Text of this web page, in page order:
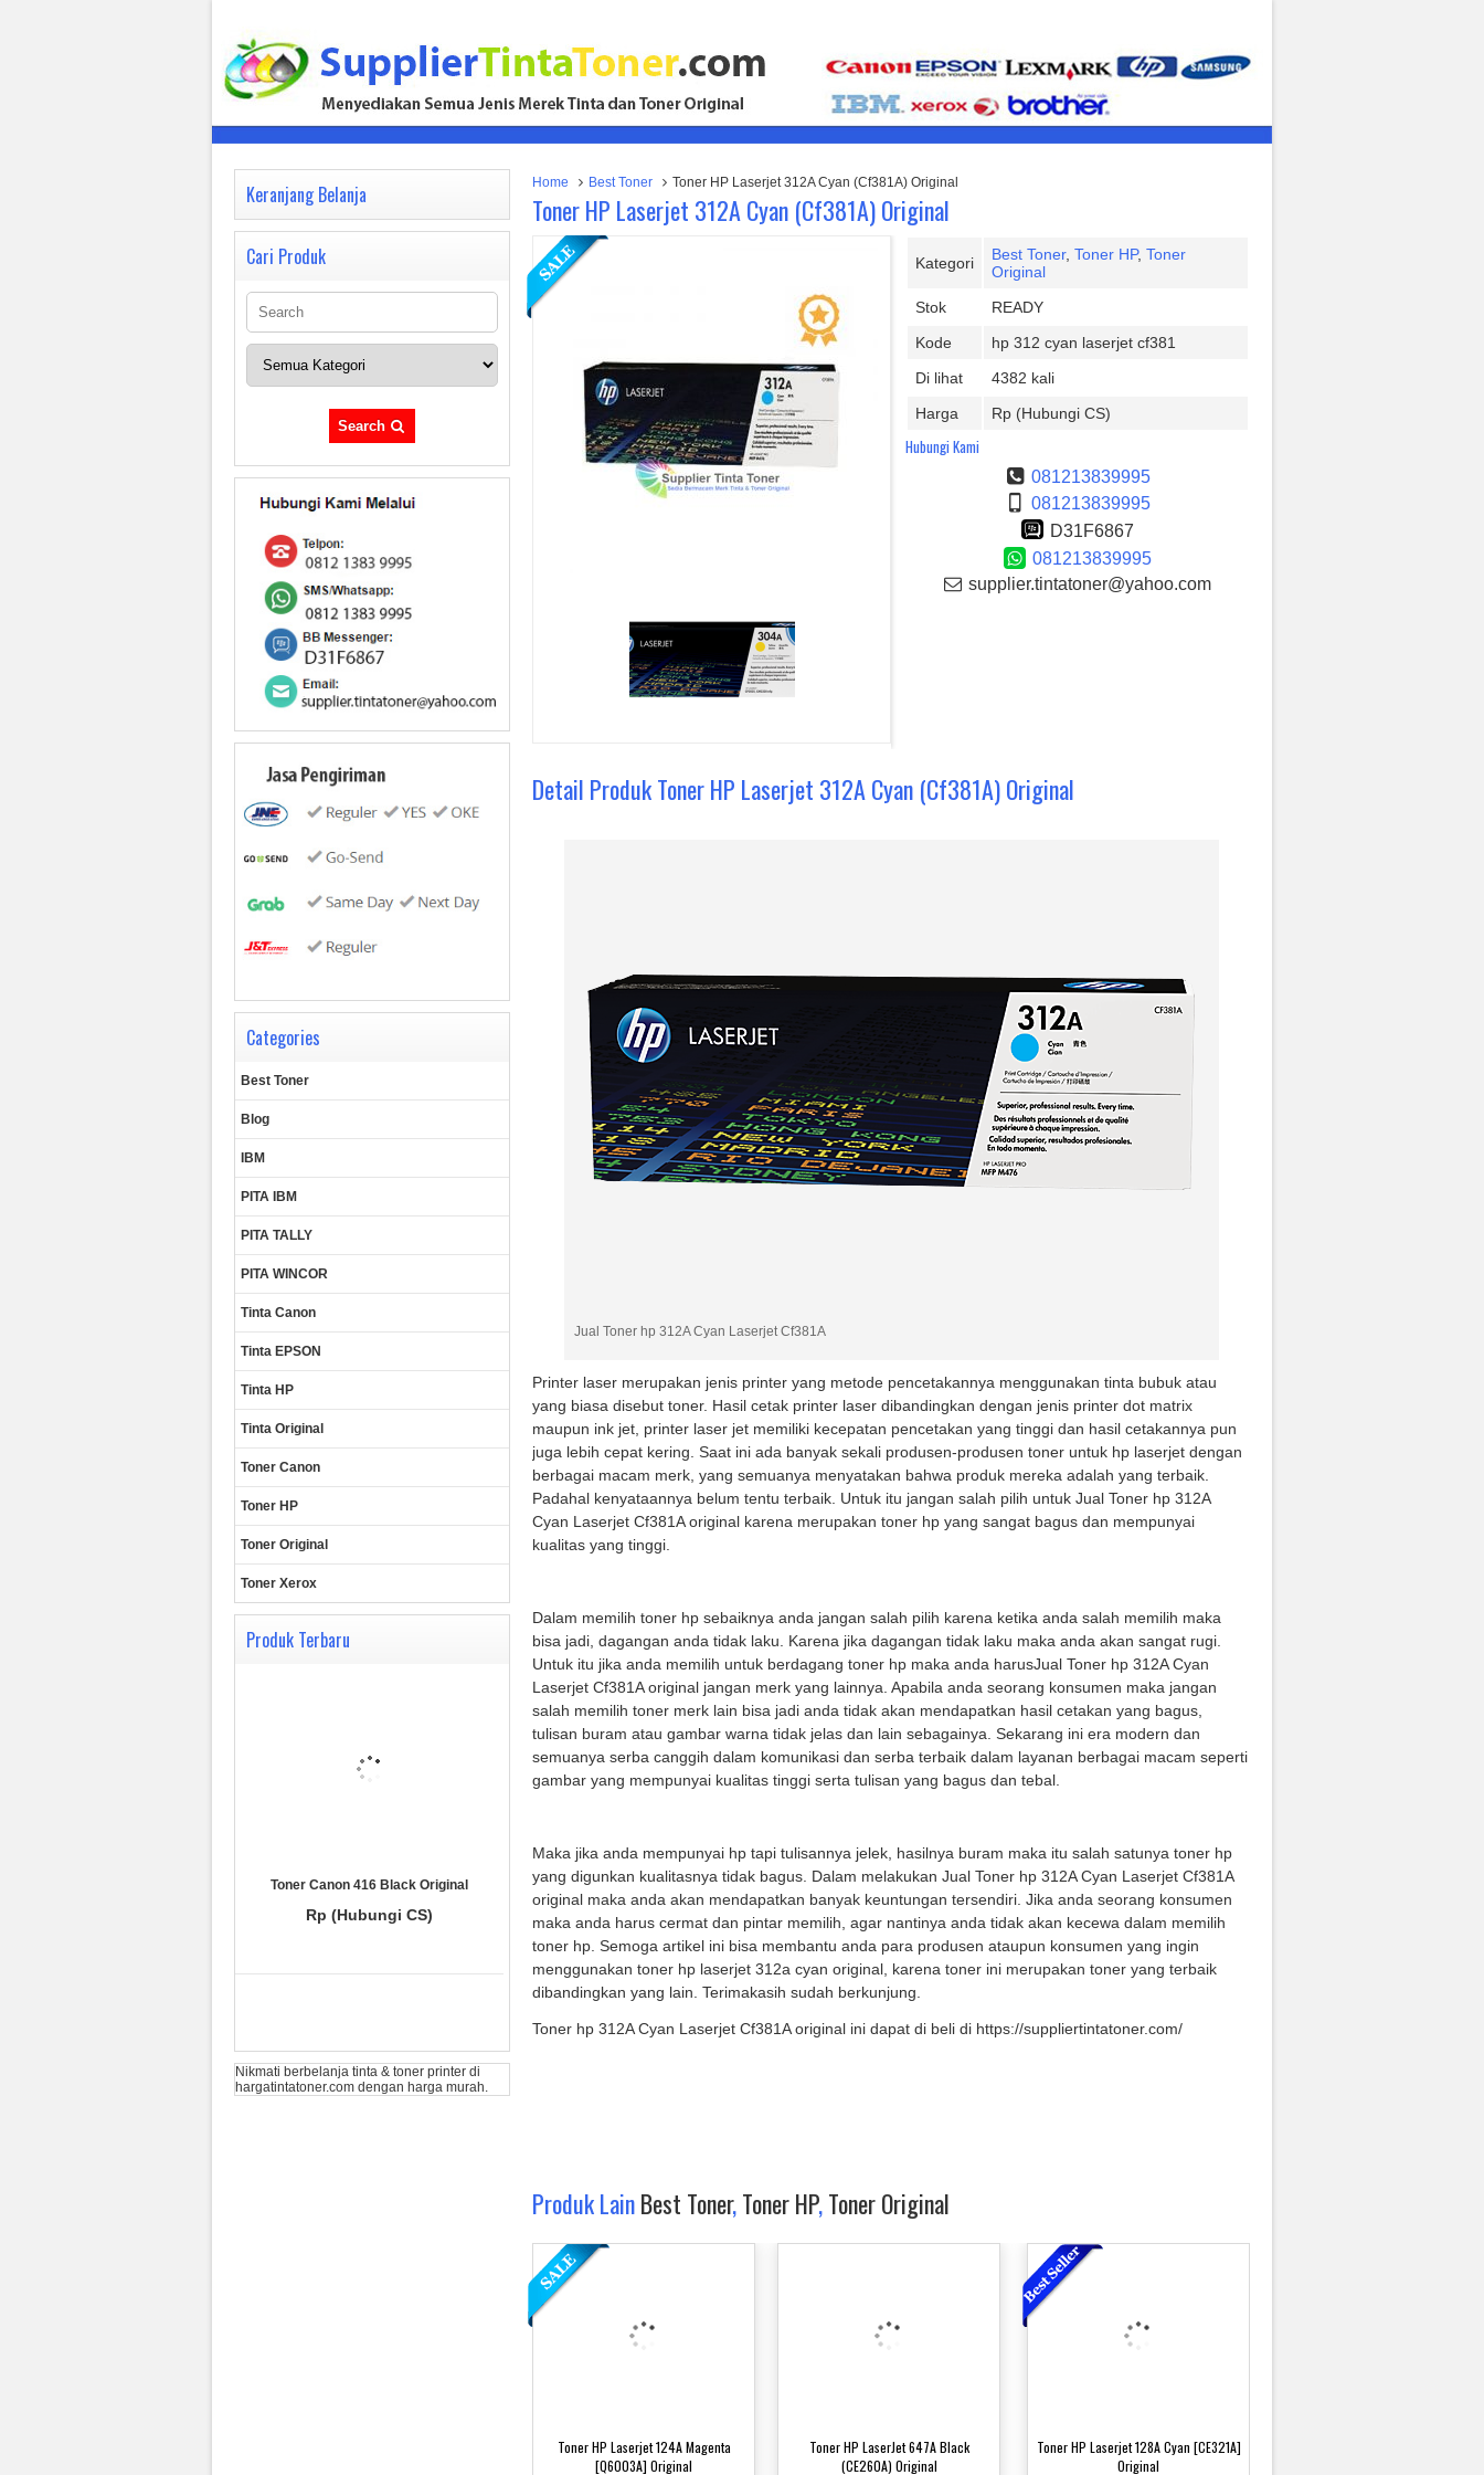
Home Best Toner Toner HP Laserjet 312A Cyan (Cf381A) Original
Toner HP Laserjet 312A Cyan (Cf381A) Original
Kategori Best Toner, Toner HP, Toner
Original
Stok
READY
Kode
hp 312 cyan laserjet cf381
Di lihat
4382 kali
Harga
Rp (Hubungi CS)
Hubungi Kami
081213839995
081213839995
D31F6867
081213839995
supplier.tintatoner@yahoo.com
Detail Produk Toner HP Laserjet 312A Cyan (Cf381A) Original
Jual Toner hp 312A Cyan Laserjet Cf381A
Printer laser merupakan jenis printer yang metode pencetakannya menggunakan tinta bubuk atau
yang biasa disebut toner. Hasil cetak printer laser dibandingkan dengan jenis printer dot matrix
maupun ink jet, printer laser jet memiliki kecepatan pencetakan yang tinggi dan hasil cetakannya pun
juga lebih cepat kering. Saat ini ada banyak sekali produsen-produsen toner untuk hp laserjet dengan
berbagai macam merk, yang semuanya menyatakan bahwa produk mereka adalah yang terbaik.
Padahal kenyataannya belum tentu terbaik. Untuk itu jangan salah pilih untuk Jual Toner hp 312A
Cyan Laserjet Cf381A original karena merupakan toner hp yang sangat bagus dan mempunyai
kualitas yang tinggi.
Dalam memilih toner hp sebaiknya anda jangan salah pilih karena ketika anda salah memilih maka
bisa jadi, dagangan anda tidak laku. Karena jika dagangan tidak laku maka anda akan sangat rugi.
Untuk itu jika anda memilih untuk berdagang toner hp maka anda harusJual Toner hp 312A Cyan
Laserjet Cf381A original jangan merk yang lainnya. Apabila anda seorang konsumen maka jangan
salah memilih toner merk lain bisa jadi anda tidak akan mendapatkan hasil cetakan yang bagus,
tulisan buram atau gambar warna tidak jelas dan lain sebagainya. Sekarang ini era modern dan
semuanya serba canggih dalam komunikasi dan serba terbaik dalam layanan berbagai macam seperti
gambar yang mempunyai kualitas tinggi serta tulisan yang bagus dan tebal.
Maka jika anda mempunyai hp tapi tulisannya jelek, hasilnya buram maka itu salah satunya toner hp
yang digunkan kualitasnya tidak bagus. Dalam melakukan Jual Toner hp 312A Cyan Laserjet Cf381A
original maka anda akan mendapatkan banyak keuntungan tersendiri. Jika anda seorang konsumen
maka anda harus cermat dan pintar memilih, agar nantinya anda tidak akan kecewa dalam memilih
toner hp. Semoga artikel ini bisa membantu anda para produsen ataupun konsumen yang ingin
menggunakan toner hp laserjet 312a cyan original, karena toner ini merupakan toner yang terbaik
dibandingkan yang lain. Terimakasih sudah berkunjung.
Toner hp 312A Cyan Laserjet Cf381A original ini dapat di beli di https://suppliertintatoner.com/
Produk LainBest Toner,Toner HP,Toner Original
Toner HP Laserjet 124A Magenta
[Q6003A] Original
Toner HP LaserJet 647A Black
(CE260A) Original
Toner HP Laserjet 128A Cyan [CE321A]
Original
Keranjang Belanja
Cari Produk
Search
Categories
Best Toner
Blog
IBM
PITA IBM
PITA TALLY
PITA WINCOR
Tinta Canon
Tinta EPSON
Tinta HP
Tinta Original
Toner Canon
Toner HP
Toner Original
Toner Xerox
Produk Terbaru
Toner Canon 416 Black Original
Rp (Hubungi CS)
Nikmati berbelanja tinta & toner printer di
hargatintatoner.com dengan harga murah.